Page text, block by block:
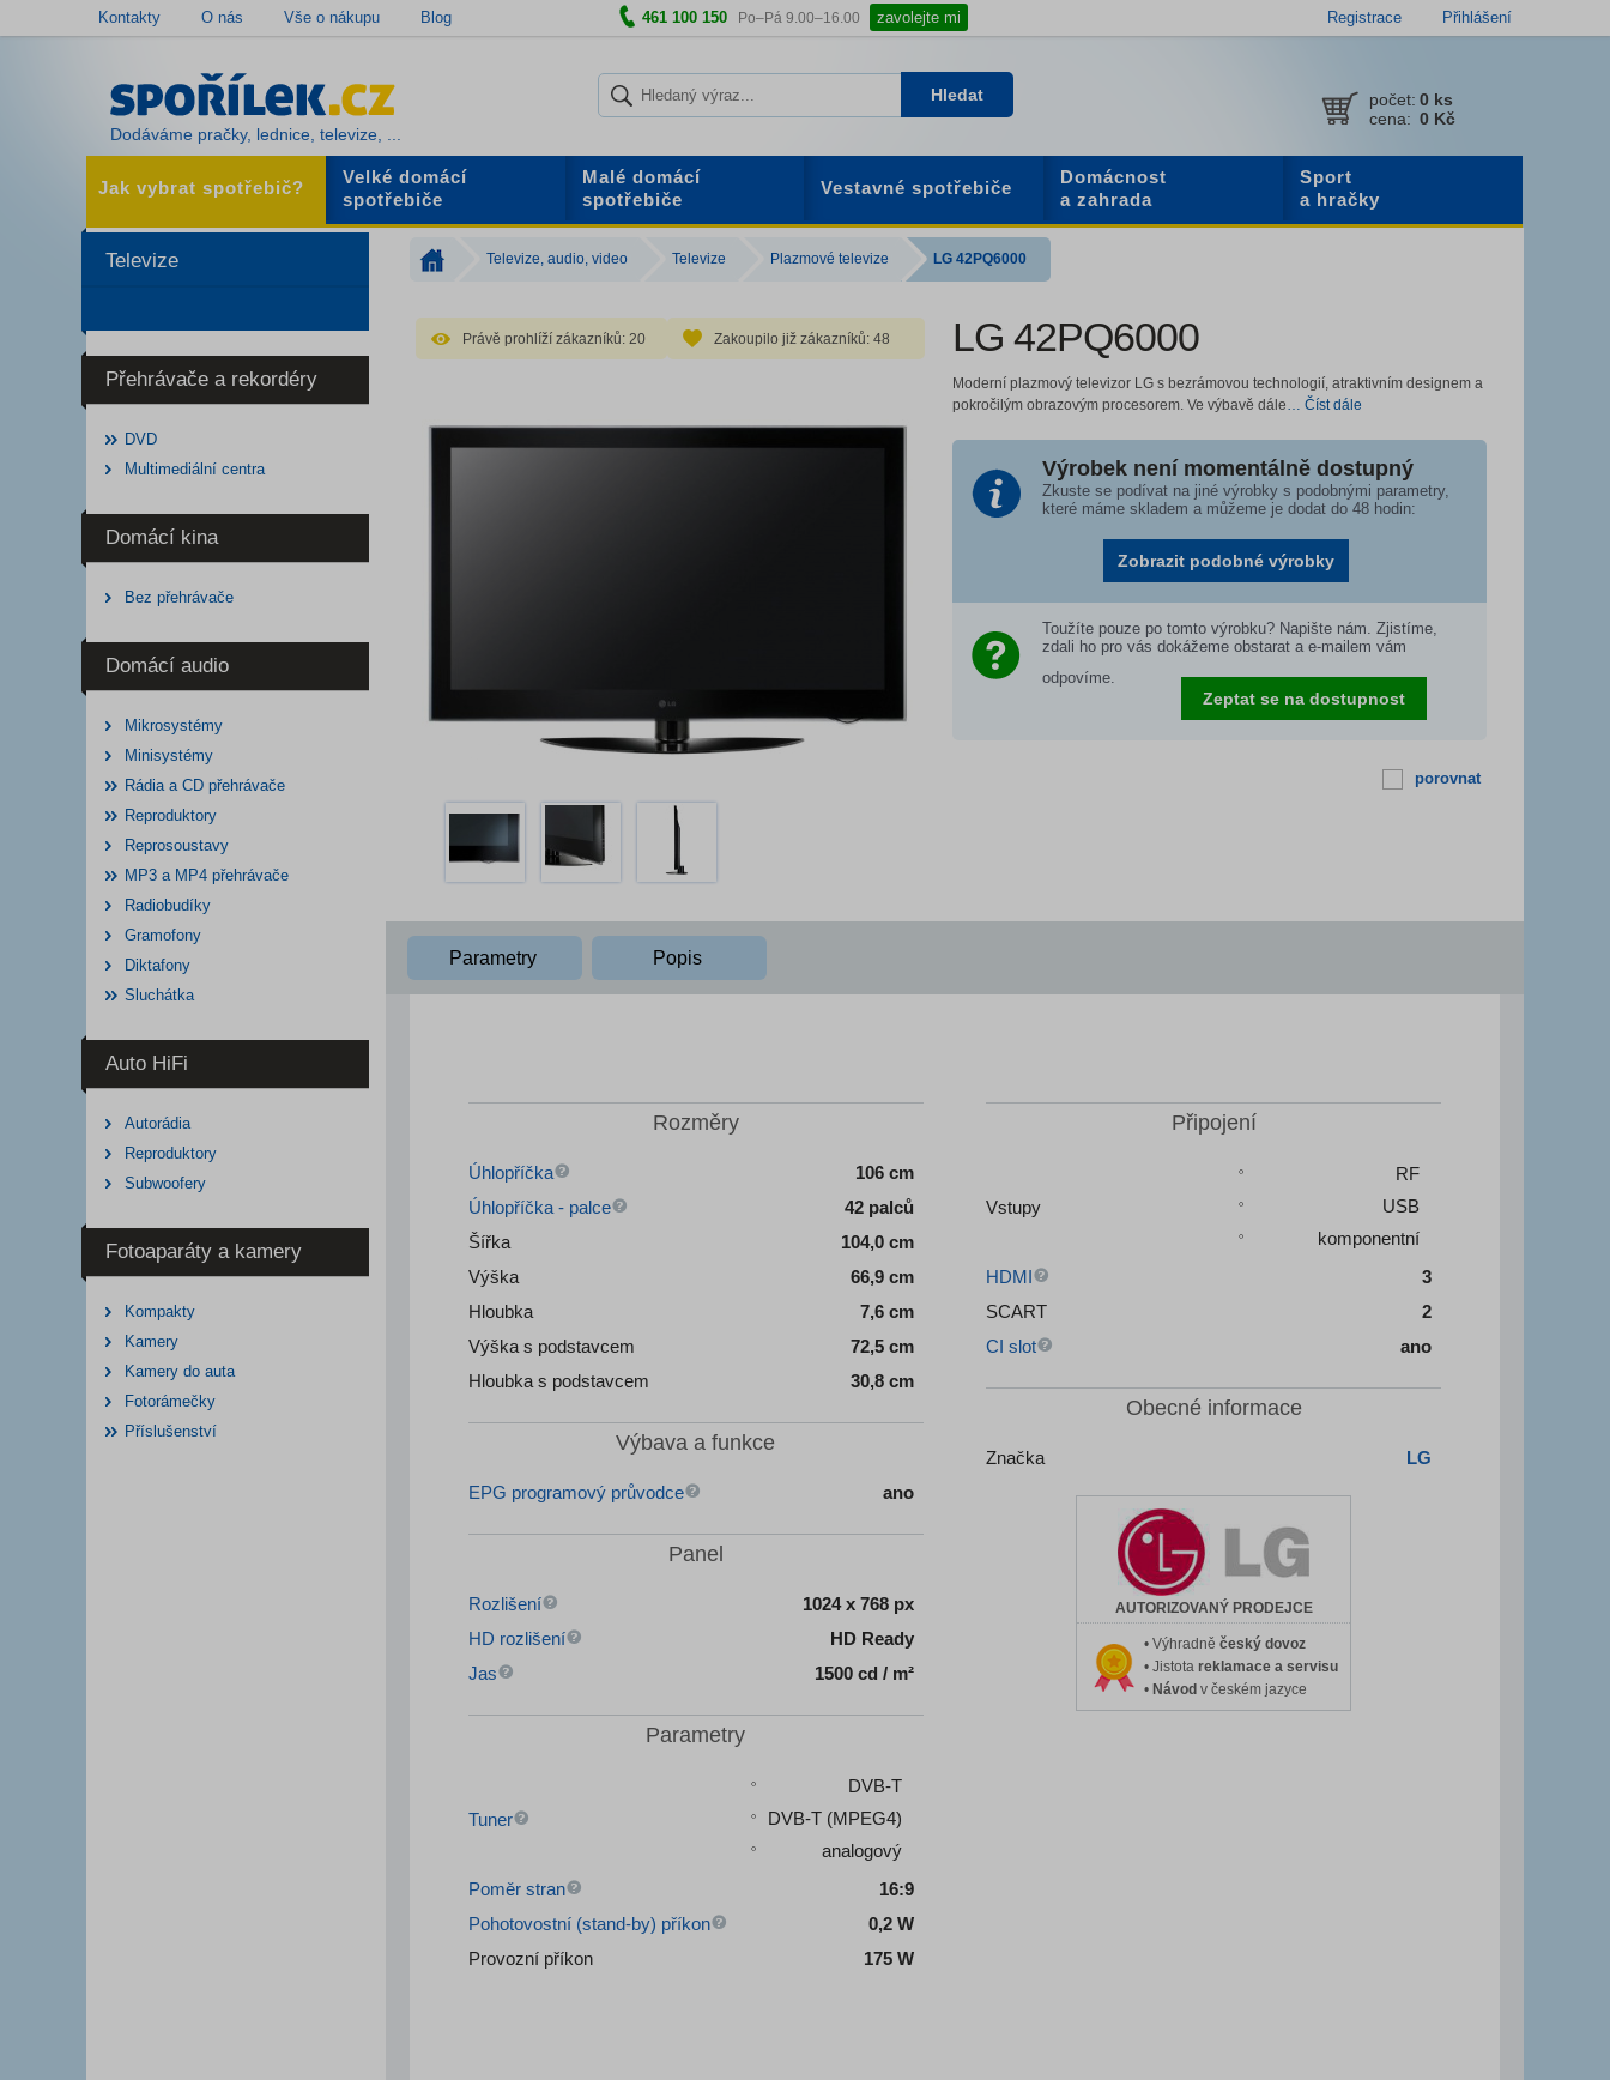
Kontakty O nás Vše o nákupu Blog 461 100 150 Po–Pá 9.00–16.00 zavolejte mi Registrace Přihlášení
Dodáváme pračky, lednice, televize, ...
počet: 0 ks
cena: 0 Kč
Hledat
Jak vybrat spotřebič?
Velké domácí
spotřebiče
Malé domácí
spotřebiče
Vestavné spotřebiče
Domácnost
a zahrada
Sport
a hračky
Televize, audio, video Televize Plazmové televize LG 42PQ6000
Právě prohlíží zákazníků: 20 Zakoupilo již zákazníků: 48 LG 42PQ6000
Moderní plazmový televizor LG s bezrámovou technologií, atraktivním designem a
pokročilým obrazovým procesorem. Ve výbavě dále… Číst dále
Výrobek není momentálně dostupný
Zkuste se podívat na jiné výrobky s podobnými parametry,
které máme skladem a můžeme je dodat do 48 hodin:
Zobrazit podobné výrobky
Toužíte pouze po tomto výrobku? Napište nám. Zjistíme,
zdali ho pro vás dokážeme obstarat a e-mailem vám
odpovíme.
Zeptat se na dostupnost
porovnat
Parametry Popis
Rozměry
Úhlopříčka
106 cm
Úhlopříčka - palce
42 palců
Šířka
104,0 cm
Výška
66,9 cm
Hloubka
7,6 cm
Výška s podstavcem
72,5 cm
Hloubka s podstavcem
30,8 cm
Výbava a funkce
EPG programový průvodce ano
Panel
Rozlišení
1024 x 768 px
HD rozlišení
HD Ready
Jas
1500 cd / m²
Parametry
Tuner
DVB-T
DVB-T (MPEG4)
analogový
Poměr stran
16:9
Pohotovostní (stand-by) příkon
0,2 W
Provozní příkon
175 W
Připojení
Vstupy
RF
USB
komponentní
HDMI
3
SCART
2
CI slot
ano
Obecné informace
Značka LG
AUTORIZOVANÝ PRODEJCE
• Výhradně český dovoz
• Jistota reklamace a servisu
• Návodv českém jazyce
Televize
Přehrávače a rekordéry
DVD
Multimediální centra
Domácí kina
Bez přehrávače
Domácí audio
Mikrosystémy
Minisystémy
Rádia a CD přehrávače
Reproduktory
Reprosoustavy
MP3 a MP4 přehrávače
Radiobudíky
Gramofony
Diktafony
Sluchátka
Auto HiFi
Autorádia
Reproduktory
Subwoofery
Fotoaparáty a kamery
Kompakty
Kamery
Kamery do auta
Fotorámečky
Příslušenství